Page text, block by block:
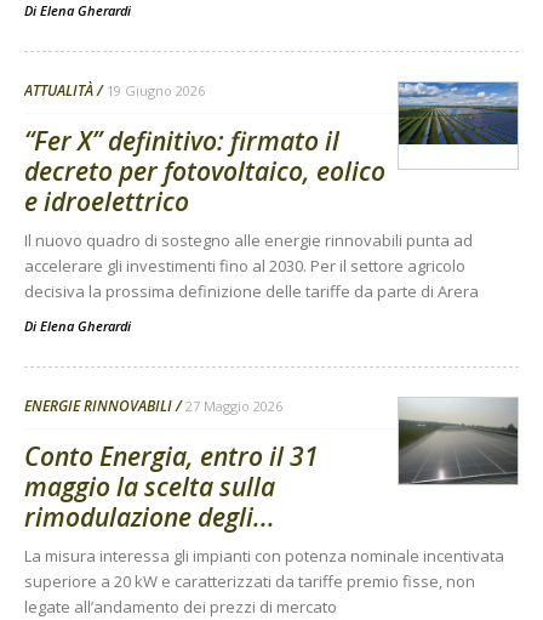
Di Elena Gherardi
ATTUALITÀ 19 Giugno 2026
“Fer X” definitivo: firmato il
decreto per fotovoltaico, eolico
e idroelettrico
Il nuovo quadro di sostegno alle energie rinnovabili punta ad
accelerare gli investimenti fino al 2030. Per il settore agricolo
decisiva la prossima definizione delle tariffe da parte di Arera
Di Elena Gherardi
ENERGIE RINNOVABILI 27 Maggio 2026
Conto Energia, entro il 31
maggio la scelta sulla
rimodulazione degli...
La misura interessa gli impianti con potenza nominale incentivata
superiore a 20 kW e caratterizzati da tariffe premio fisse, non
legate all’andamento dei prezzi di mercato